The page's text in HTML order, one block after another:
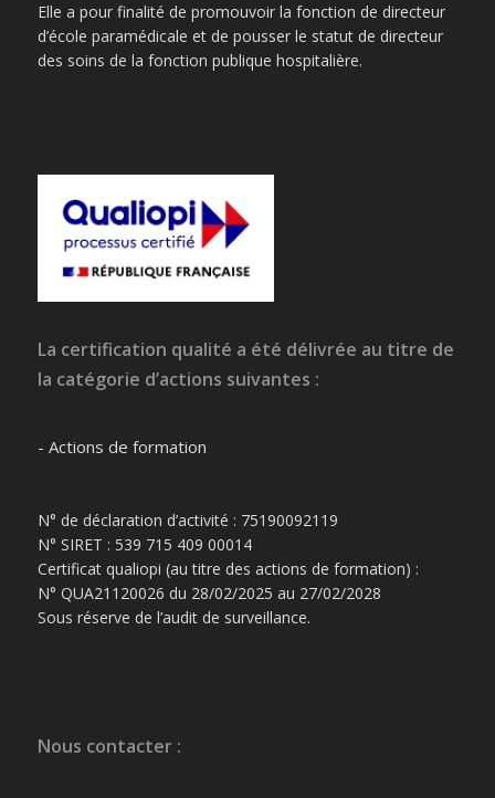
Elle a pour finalité de promouvoir la fonction de directeur
d’école paramédicale et de pousser le statut de directeur
des soins de la fonction publique hospitalière.
La certification qualité a été délivrée au titre de
la catégorie d’actions suivantes :
- Actions de formation
N° de déclaration d’activité : 75190092119
N° SIRET : 539 715 409 00014
Certificat qualiopi (au titre des actions de formation) :
N° QUA21120026 du 28/02/2025 au 27/02/2028
Sous réserve de l’audit de surveillance.
Nous contacter :